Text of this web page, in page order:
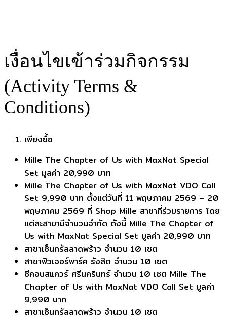
เงื่อนไขเข้าร่วมกิจกรรม
(Activity Terms &
Conditions)
เพียงซื้อ
Mille The Chapter of Us with MaxNat Special
Set มูลค่า 20,990 บาท
Mille The Chapter of Us with MaxNat VDO Call
Set 9,990 บาท ตั้งแต่วันที่ 11 พฤษภาคม 2569 – 20
พฤษภาคม 2569 ที่ Shop Mille สาขาที่ร่วมรายการ โดย
แต่ละสาขามีจำนวนจำกัด ดังนี้ Mille The Chapter of
Us with MaxNat Special Set มูลค่า 20,990 บาท
สาขาเซ็นทรัลลาดพร้าว จำนวน 10 เซต
สาขาฟิวเจอร์พาร์ค รังสิต จำนวน 10 เซต
ซีคอนสแควร์ ศรีนครินทร์ จำนวน 10 เซต Mille The
Chapter of Us with MaxNat VDO Call Set มูลค่า
9,990 บาท
สาขาเซ็นทรัลลาดพร้าว จำนวน 10 เซต